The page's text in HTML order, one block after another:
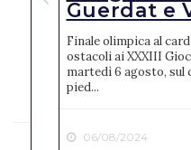
Guerdat e
Finale olimpica al
ostacoli ai XXXIII
martedì 6 agosto, sul
pied...
06/08/2024